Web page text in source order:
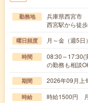
勤務地
兵庫県西宮市
西宮駅から徒
曜日頻度 月～金（週5
時間
08:30～17:30(
の勤務も相談
期間 2026年09月上
時給 時給1500円